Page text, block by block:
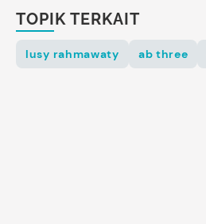
TOPIK TERKAIT
lusy rahmawaty ab three